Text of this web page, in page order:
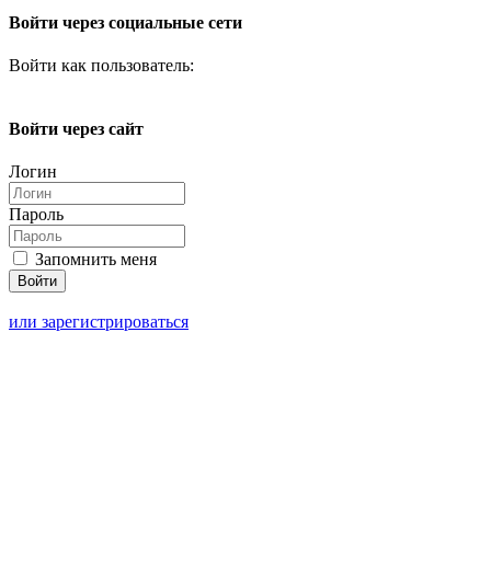
Войти через социальные сети
Войти как пользователь:
Войти через сайт
Логин
Пароль
Запомнить меня
или зарегистрироваться